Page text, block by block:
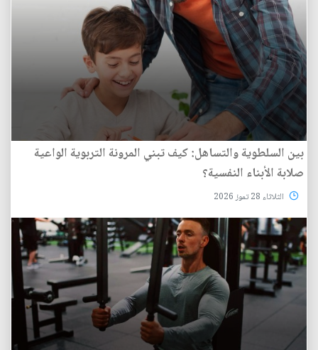
بين السلطوية والتساهل: كيف تبني المرونة التربوية الواعية
صلابة الأبناء النفسية؟
الثلاثاء 28 تموز 2026